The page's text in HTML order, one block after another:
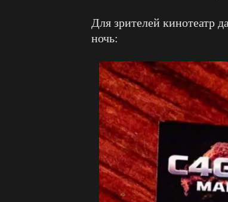
Для зрителей кинотеатр
ночь: